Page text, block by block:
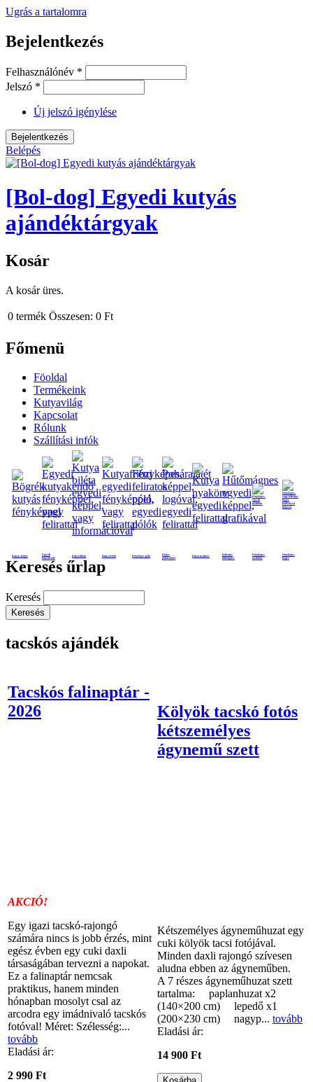
Ugrás a tartalomra
Bejelentkezés
Felhasználónév *
Jelszó *
Új jelszó igénylése
Belépés
[Bol-dog] Egyedi kutyás
ajándéktárgyak
Kosár
A kosár üres.
0 termék Összesen: 0 Ft
Főmenü
Föoldal
Termékeink
Kutyavilág
Kapcsolat
Rólunk
Szállítási infók
Kutyás bögre
Egyedi
kutyakendő
Kutya biléta Kutya frizbi Fényképes póló
Képes
poháralátét
Kutya nyakörv
Feliratos
hűtmágnes
Fényképes
nyaklánc
Fényképes
bögre
Keresés űrlap
Keresés
tacskós ajándék
Tacskós falinaptár -
2026
AKCIÓ!
Egy igazi tacskó-rajongó
számára nincs is jobb érzés, mint
egész évben egy cuki daxli
társaságában tervezni a napokat.
Ez a falinaptár nemcsak
praktikus, hanem minden
hónapban mosolyt csal az
arcodra egy imádnivaló tacskós
fotóval! Méret: Szélesség:...
tovább
Eladási ár:
2 990 Ft
Kölyök tacskó fotós
kétszemélyes
ágynemű szett
Kétszemélyes ágyneműhuzat egy
cuki kölyök tacsi fotójával.
Minden daxli rajongó szívesen
aludna ebben az ágyneműben.
A 7 részes ágyneműhuzat szett
tartalma: paplanhuzat x2
(140×200 cm) lepedő x1
(200×230 cm) nagyp... tovább
Eladási ár:
14 900 Ft